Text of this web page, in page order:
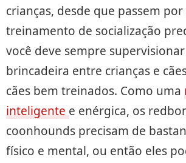
crianças, desde que passem
treinamento de socialização
você deve sempre
brincadeira entre crianças e
cães bem treinados. Como uma
inteligentee enérgica, os
coonhounds precisam de
físico e mental, ou então eles